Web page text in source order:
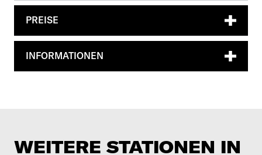
PREISE
INFORMATIONEN
WEITERE STATIONEN IN